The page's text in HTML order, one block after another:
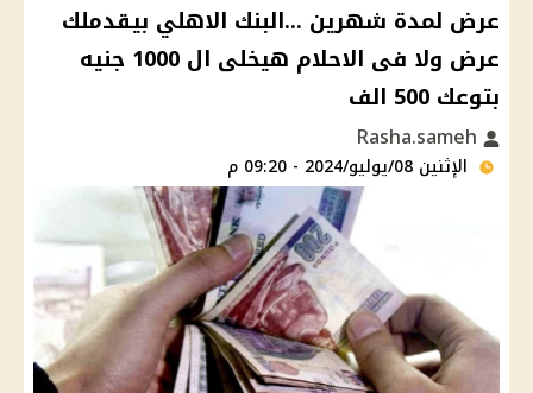
عرض لمدة شهرين ...البنك الاهلي بيقدملك
عرض ولا فى الاحلام هيخلى ال 1000 جنيه
بتوعك 500 الف
الإثنين 08/يوليو/2024 - 09:20 م